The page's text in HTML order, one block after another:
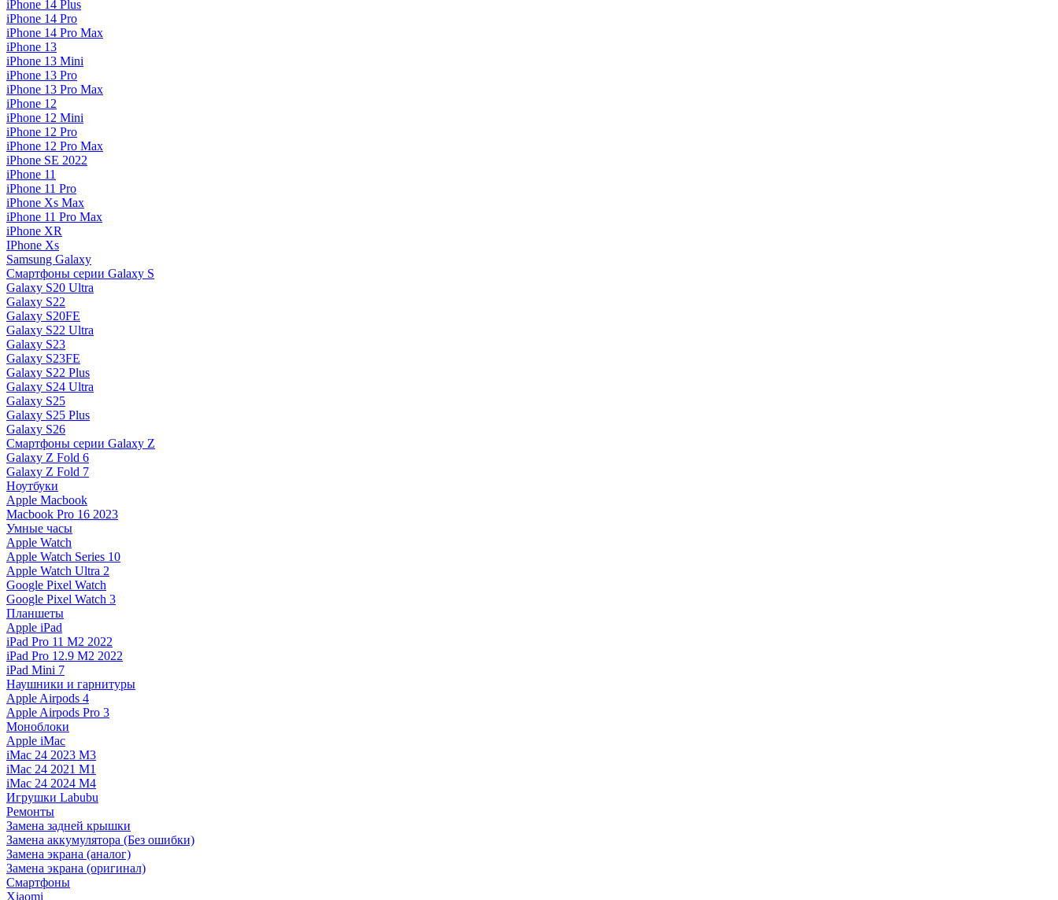
iPhone 14 Plus
iPhone 14 Pro
iPhone 14 Pro Max
iPhone 13
iPhone 13 Mini
iPhone 13 Pro
iPhone 13 Pro Max
iPhone 12
iPhone 12 Mini
iPhone 12 Pro
iPhone 12 Pro Max
iPhone SE 2022
iPhone 11
iPhone 11 Pro
iPhone Xs Max
iPhone 11 Pro Max
iPhone XR
IPhone Xs
Samsung Galaxy
Смартфоны серии Galaxy S
Galaxy S20 Ultra
Galaxy S22
Galaxy S20FE
Galaxy S22 Ultra
Galaxy S23
Galaxy S23FE
Galaxy S22 Plus
Galaxy S24 Ultra
Galaxy S25
Galaxy S25 Plus
Galaxy S26
Смартфоны серии Galaxy Z
Galaxy Z Fold 6
Galaxy Z Fold 7
Ноутбуки
Apple Macbook
Macbook Pro 16 2023
Умные часы
Apple Watch
Apple Watch Series 10
Apple Watch Ultra 2
Google Pixel Watch
Google Pixel Watch 3
Планшеты
Apple iPad
iPad Pro 11 M2 2022
iPad Pro 12.9 M2 2022
iPad Mini 7
Наушники и гарнитуры
Apple Airpods 4
Apple Airpods Pro 3
Моноблоки
Apple iMac
iMac 24 2023 M3
iMac 24 2021 M1
iMac 24 2024 M4
Игрушки Labubu
Ремонты
Замена задней крышки
Замена аккумулятора (Без ошибки)
Замена экрана (аналог)
Замена экрана (оригинал)
Смартфоны
Xiaomi